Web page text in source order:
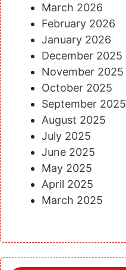
March 2026
February 2026
January 2026
December 2025
November 2025
October 2025
September 2025
August 2025
July 2025
June 2025
May 2025
April 2025
March 2025